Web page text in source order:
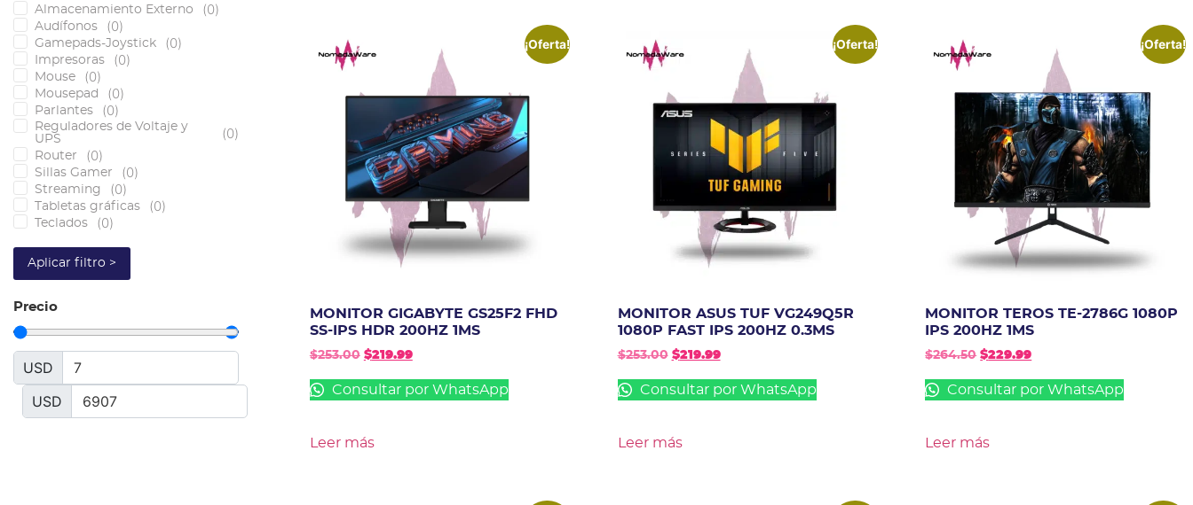
Almacenamiento Externo (0)
Audífonos (0)
Gamepads-Joystick (0)
Impresoras (0)
Mouse (0)
Mousepad (0)
Parlantes (0)
Reguladores de Voltaje y
UPS
(0)
Router (0)
Sillas Gamer (0)
Streaming (0)
Tabletas gráficas (0)
Teclados (0)
Aplicar filtro >
Precio
USD
USD
¡Oferta!
MONITOR GIGABYTE GS25F2 FHD
SS-IPS HDR 200HZ 1MS
$253.00 $219.99
Consultar por WhatsApp
Leer más
¡Oferta!
MONITOR ASUS TUF VG249Q5R
1080P FAST IPS 200HZ 0.3MS
$253.00 $219.99
Consultar por WhatsApp
Leer más
¡Oferta!
MONITOR TEROS TE-2786G 1080P
IPS 200HZ 1MS
$264.50 $229.99
Consultar por WhatsApp
Leer más